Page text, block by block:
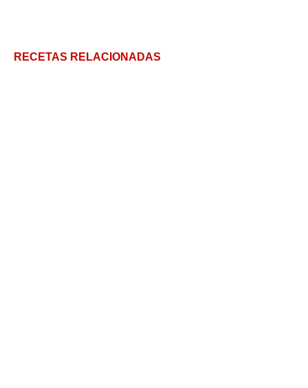
RECETAS RELACIONADAS